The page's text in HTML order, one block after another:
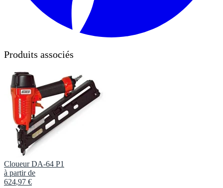
Produits associés
Cloueur DA-64 P1
à partir de
624,97 €